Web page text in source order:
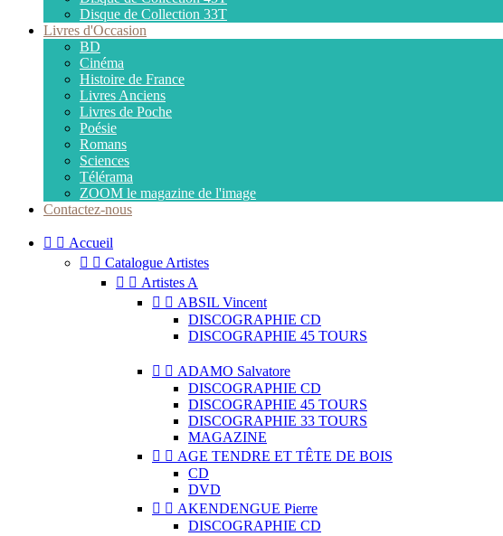
Disque de Collection 33T
Livres d'Occasion
BD
Cinéma
Histoire de France
Livres Anciens
Livres de Poche
Poésie
Romans
Sciences
Télérama
ZOOM le magazine de l'image
Contactez-nous
  Accueil
  Catalogue Artistes
  Artistes A
  ABSIL Vincent
DISCOGRAPHIE CD
DISCOGRAPHIE 45 TOURS
  ADAMO Salvatore
DISCOGRAPHIE CD
DISCOGRAPHIE 45 TOURS
DISCOGRAPHIE 33 TOURS
MAGAZINE
  AGE TENDRE ET TÊTE DE BOIS
CD
DVD
  AKENDENGUE Pierre
DISCOGRAPHIE CD